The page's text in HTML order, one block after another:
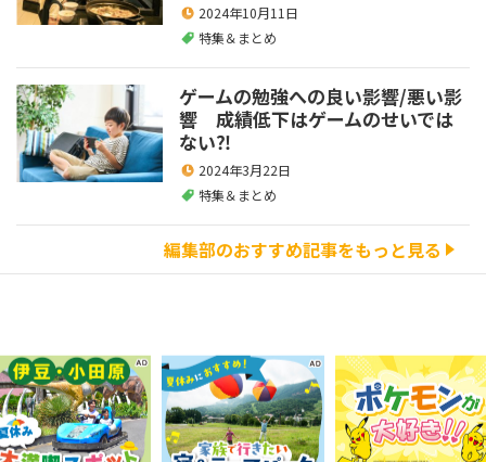
2024年10月11日
特集＆まとめ
ゲームの勉強への良い影響/悪い影
響 成績低下はゲームのせいでは
ない⁈
2024年3月22日
特集＆まとめ
編集部のおすすめ記事をもっと見る